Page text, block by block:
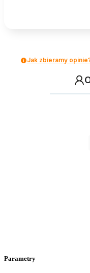
Jak zbieramy
Parametry